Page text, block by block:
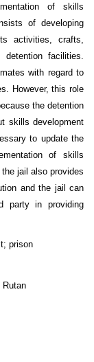
of skills
of developing
activities, crafts,
facilities.
with regard to
However, this role
the detention
skills development
to update the
of skills
jail also provides
and the jail can
party in providing
prison
Rutan